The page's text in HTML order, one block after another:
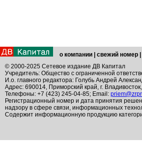
о компании свежий номер
© 2000-2025 Сетевое издание ДВ Капитал
Учредитель: Общество с ограниченной
И.о. главного редактора: Голубь Андрей
Адрес: 690014, Приморский край, г.
Телефоны: +7 (423) 245-04-85; Email:
Регистрационный номер и дата принятия
надзору в сфере связи, информационных
Содержит информационную продукцию